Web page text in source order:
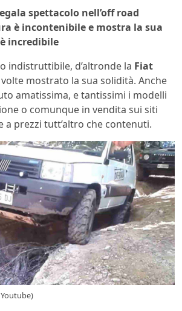
spettacolo nell’off road
è incontenibile e mostra la sua
incredibile
indistruttibile, d’altronde la Fiat
mostrato la sua solidità. Anche
amatissima, e tantissimi i modelli
o comunque in vendita sui siti
a prezzi tutt’altro che contenuti.